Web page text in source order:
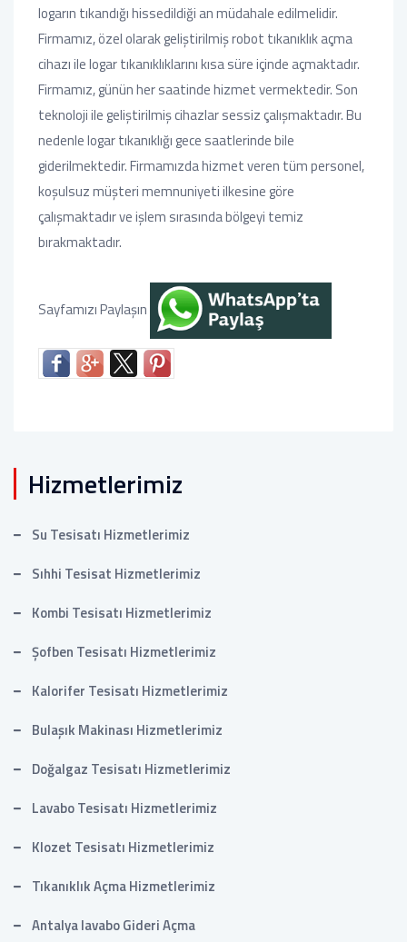
logarın tıkandığı hissedildiği an müdahale edilmelidir.
Firmamız, özel olarak geliştirilmiş robot tıkanıklık açma
cihazı ile logar tıkanıklıklarını kısa süre içinde açmaktadır.
Firmamız, günün her saatinde hizmet vermektedir. Son
teknoloji ile geliştirilmiş cihazlar sessiz çalışmaktadır. Bu
nedenle logar tıkanıklığı gece saatlerinde bile
giderilmektedir. Firmamızda hizmet veren tüm personel,
koşulsuz müşteri memnuniyeti ilkesine göre
çalışmaktadır ve işlem sırasında bölgeyi temiz
bırakmaktadır.
Sayfamızı Paylaşın
Hizmetlerimiz
Su Tesisatı Hizmetlerimiz
Sıhhi Tesisat Hizmetlerimiz
Kombi Tesisatı Hizmetlerimiz
Şofben Tesisatı Hizmetlerimiz
Kalorifer Tesisatı Hizmetlerimiz
Bulaşık Makinası Hizmetlerimiz
Doğalgaz Tesisatı Hizmetlerimiz
Lavabo Tesisatı Hizmetlerimiz
Klozet Tesisatı Hizmetlerimiz
Tıkanıklık Açma Hizmetlerimiz
Antalya lavabo Gideri Açma